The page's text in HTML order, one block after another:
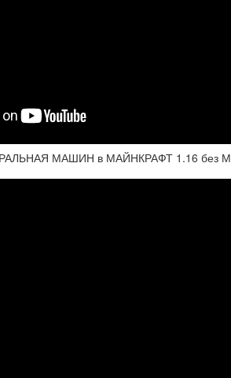
МАШИН в МАЙНКРАФТ 1.16 без